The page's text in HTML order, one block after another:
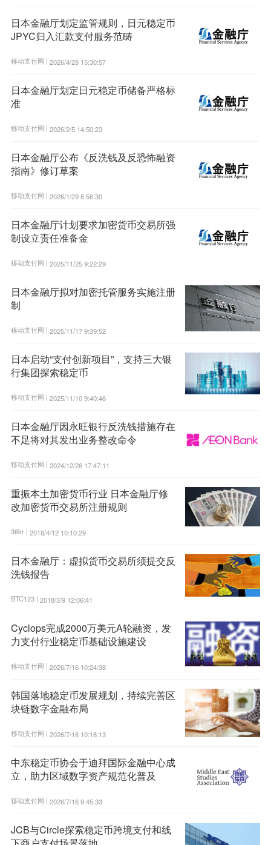
日本金融厅划定监管规则，日元稳定币
JPYC归入汇款支付服务范畴
移动支付网 | 2026/4/28 15:30:57
日本金融厅划定日元稳定币储备严格标
准
移动支付网 | 2026/2/5 14:50:23
日本金融厅公布《反洗钱及反恐怖融资
指南》修订草案
移动支付网 | 2026/1/29 8:56:30
日本金融厅计划要求加密货币交易所强
制设立责任准备金
移动支付网 | 2025/11/25 9:22:29
日本金融厅拟对加密托管服务实施注册
制
移动支付网 | 2025/11/17 9:39:52
日本启动“支付创新项目”，支持三大银
行集团探索稳定币
移动支付网 | 2025/11/10 9:40:46
日本金融厅因永旺银行反洗钱措施存在
不足将对其发出业务整改命令
移动支付网 | 2024/12/26 17:47:11
重振本土加密货币行业 日本金融厅修
改加密货币交易所注册规则
36kr | 2018/4/12 10:10:29
日本金融厅：虚拟货币交易所须提交反
洗钱报告
BTC123 | 2018/3/9 12:06:41
Cyclops完成2000万美元A轮融资，发
力支付行业稳定币基础设施建设
移动支付网 | 2026/7/16 10:24:38
韩国落地稳定币发展规划，持续完善区
块链数字金融布局
移动支付网 | 2026/7/16 10:18:13
中东稳定币协会于迪拜国际金融中心成
立，助力区域数字资产规范化普及
移动支付网 | 2026/7/16 9:45:33
JCB与Circle探索稳定币跨境支付和线